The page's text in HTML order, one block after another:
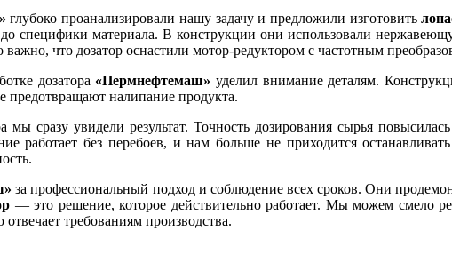
глубоко проанализировали нашу задачу и предложили изготовить
специфики материала. В конструкции они использовали
что дозатор оснастили мотор-редуктором с частотным
дозатора «Пермнефтемаш» уделил внимание деталям.
предотвращают налипание продукта.
мы сразу увидели результат. Точность дозирования сырья
работает без перебоев, и нам больше не приходится
за профессиональный подход и соблюдение всех сроков. Они
— это решение, которое действительно работает. Мы можем смело
требованиям производства.